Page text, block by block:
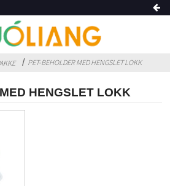
PET-BEHOLDER MED HENGSLET LOKK
HENGSLET LOKK